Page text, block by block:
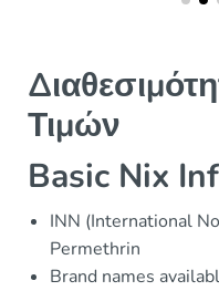
Τιμών
Basic Nix
INN (International
Permethrin
Brand names